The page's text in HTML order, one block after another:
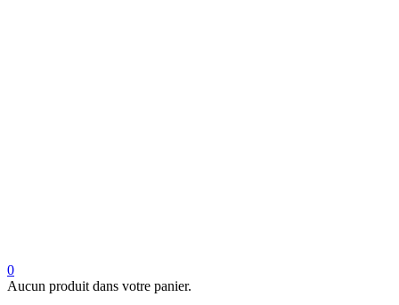
0
Aucun produit dans votre panier.